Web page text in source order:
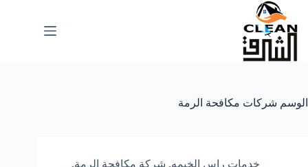
التجاوز
المحتوى
الوسم شركات مكافحة الرمة
خدمات راس الخيمه, شركة مكافحة الرمة,